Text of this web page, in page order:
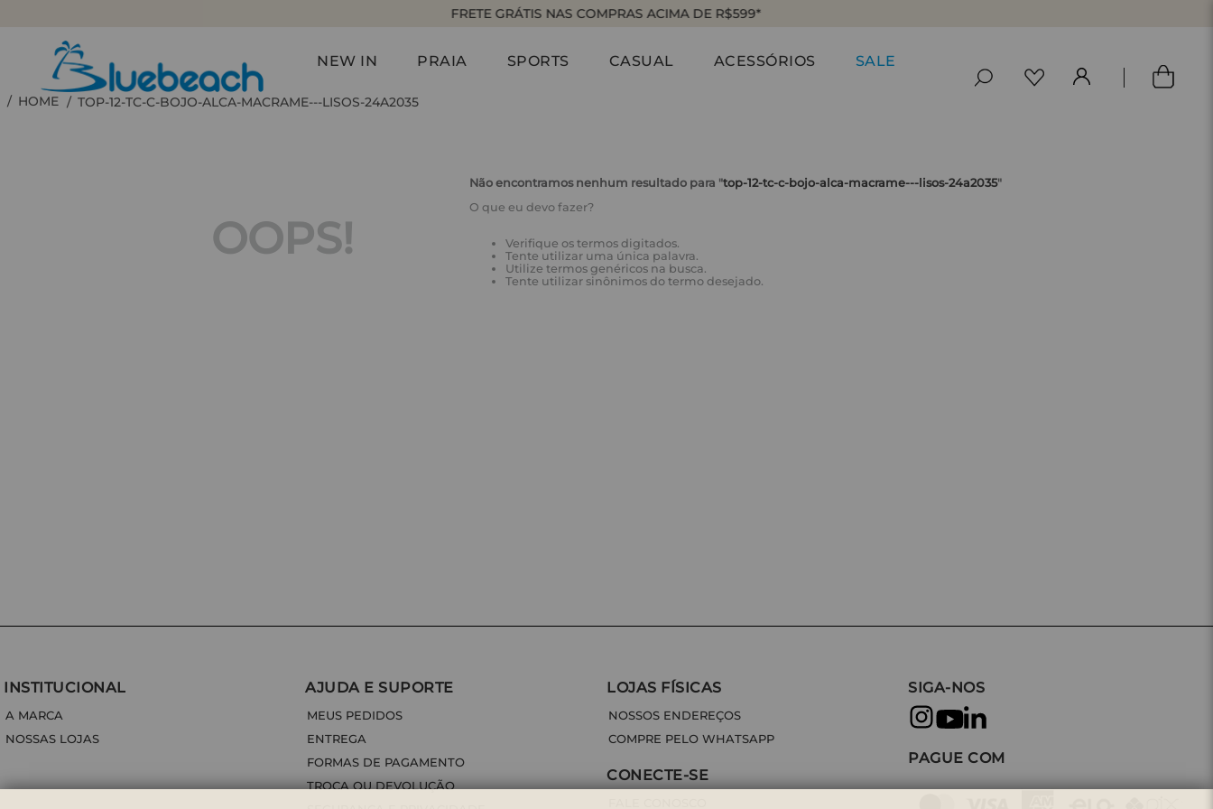
FRETE GRÁTIS NAS COMPRAS ACIMA DE R$599*
NEW IN PRAIA SPORTS CASUAL ACESSÓRIOS SALE
TOP-12-TC-C-BOJO-ALCA-MACRAME---LISOS-24A2035
OOPS!
Não encontramos nenhum resultado para "top-12-tc-c-bojo-alca-macrame---lisos-24a2035"
O que eu devo fazer?
Verifique os termos digitados.
Tente utilizar uma única palavra.
Utilize termos genéricos na busca.
Tente utilizar sinônimos do termo desejado.
INSTITUCIONAL
A MARCA
NOSSAS LOJAS
AJUDA E SUPORTE
MEUS PEDIDOS
ENTREGA
FORMAS DE PAGAMENTO
TROCA OU DEVOLUÇÃO
LOJAS FÍSICAS
NOSSOS ENDEREÇOS
COMPRE PELO WHATSAPP
CONECTE-SE
SIGA-NOS
PAGUE COM